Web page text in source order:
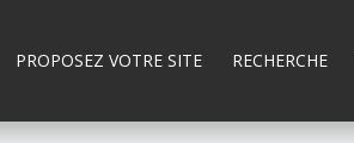
PROPOSEZ VOTRE SITE RECHERCHE